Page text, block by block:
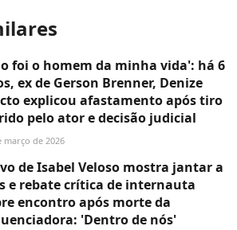
foi o homem da minha vida': há 6
ex de Gerson Brenner, Denize
explicou afastamento após tiro
pelo ator e decisão judicial
março de 2026
de Isabel Veloso mostra jantar a
e rebate crítica de internauta
encontro após morte da
'Dentro de nós'